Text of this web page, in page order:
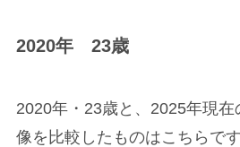
2020年 23歳
2020年・23歳と、2025年現
像を比較したものはこちらです